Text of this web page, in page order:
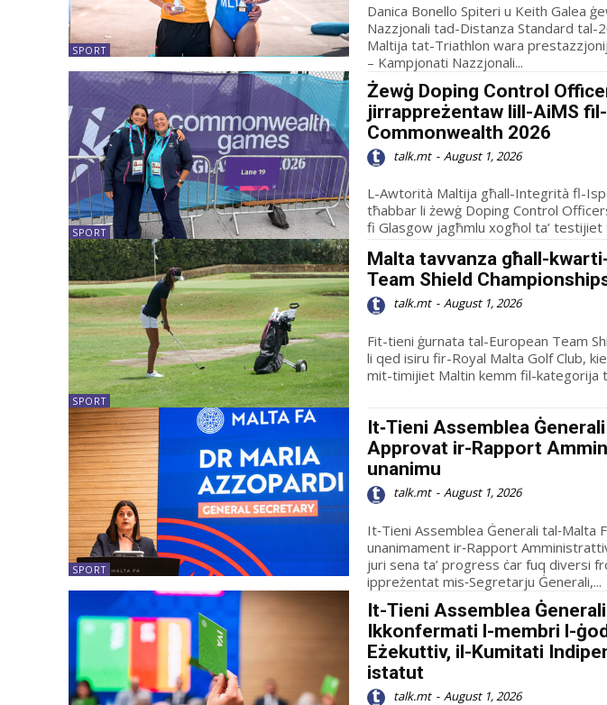
SPORT
Danica Bonello Spiteri u Keith Galea
Nazzjonali tad-Distanza Standard tal-
Maltija tat-Triathlon wara
– Kampjonati Nazzjonali...
SPORT
Żewġ Doping Control
jirrappreżentaw lill-AiMS
Commonwealth 2026
talk.mt - August 1, 2026
L-Awtorità Maltija għall-Integrità fl-
tħabbar li żewġ Doping Control
fi Glasgow jagħmlu xogħol ta’
SPORT
Malta tavvanza għall-
Team Shield
talk.mt - August 1, 2026
Fit-tieni ġurnata tal-European Team
li qed isiru fir-Royal Malta Golf Club,
mit-timijiet Maltin kemm fil-kategorija
SPORT
It‑Tieni Assemblea
Approvat ir-Rapport
unanimu
talk.mt - August 1, 2026
It‑Tieni Assemblea Ġenerali tal‑Malta
unanimament ir‑Rapport
juri sena ta’ progress ċar fuq diversi fronti.
ippreżentat mis‑Segretarju Ġe­nerali,...
It-Tieni Assemblea
Ikkonfermati l-membri l-
Eżekuttiv, il-Kumitati
istatut
talk.mt - August 1, 2026